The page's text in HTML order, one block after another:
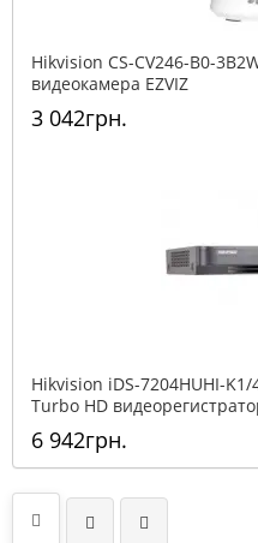
Hikvision CS-CV246-B0-
видеокамера EZVIZ
3 042грн.
Hikvision iDS-7204HUHI-K1/
Turbo HD
6 942грн.